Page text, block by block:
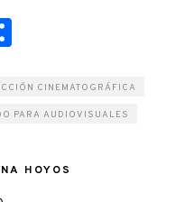
CINEMATOGRÁFICA
PARA AUDIOVISUALES
HOYOS